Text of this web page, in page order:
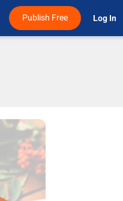
Publish Free Log In